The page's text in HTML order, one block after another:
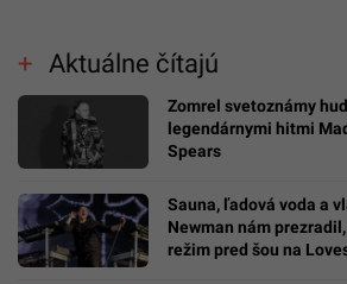
Aktuálne čítajú
Zomrel svetoznámy
legendárnymi hitmi
Spears
Sauna, ľadová voda a
Newman nám
režim pred šou na